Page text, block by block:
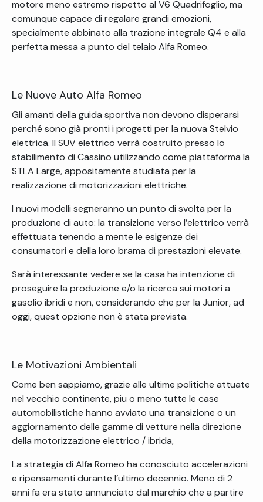
motore meno estremo rispetto al V6 Quadrifoglio, ma
comunque capace di regalare grandi emozioni,
specialmente abbinato alla trazione integrale Q4 e alla
perfetta messa a punto del telaio Alfa Romeo.
Le Nuove Auto Alfa Romeo
Gli amanti della guida sportiva non devono disperarsi
perché sono già pronti i progetti per la nuova Stelvio
elettrica. Il SUV elettrico verrà costruito presso lo
stabilimento di Cassino utilizzando come piattaforma la
STLA Large, appositamente studiata per la
realizzazione di motorizzazioni elettriche.
I nuovi modelli segneranno un punto di svolta per la
produzione di auto: la transizione verso l’elettrico verrà
effettuata tenendo a mente le esigenze dei
consumatori e della loro brama di prestazioni elevate.
Sarà interessante vedere se la casa ha intenzione di
proseguire la produzione e/o la ricerca sui motori a
gasolio ibridi e non, considerando che per la Junior, ad
oggi, quest opzione non è stata prevista.
Le Motivazioni Ambientali
Come ben sappiamo, grazie alle ultime politiche attuate
nel vecchio continente, piu o meno tutte le case
automobilistiche hanno avviato una transizione o un
aggiornamento delle gamme di vetture nella direzione
della motorizzazione elettrico / ibrida,
La strategia di Alfa Romeo ha conosciuto accelerazioni
e ripensamenti durante l’ultimo decennio. Meno di 2
anni fa era stato annunciato dal marchio che a partire